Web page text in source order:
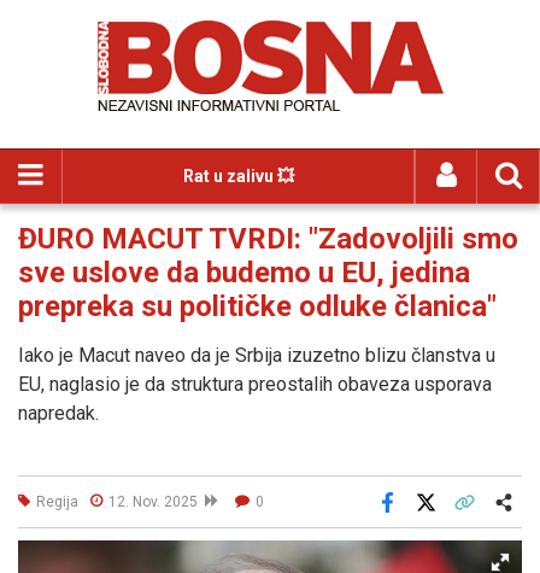
Rat u zalivu 💥
ĐURO MACUT TVRDI: "Zadovoljili smo
sve uslove da budemo u EU, jedina
prepreka su političke odluke članica"
Iako je Macut naveo da je Srbija izuzetno blizu članstva u
EU, naglasio je da struktura preostalih obaveza usporava
napredak.
Regija 12. Nov. 2025 0
Facebook